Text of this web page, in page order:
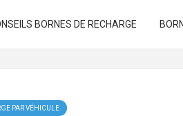
BORNES DE RECHARGE
PAR VÉHICULE